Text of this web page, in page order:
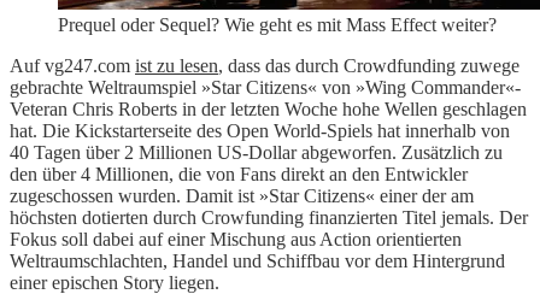
Prequel oder Sequel? Wie geht es mit Mass Effect weiter?
Auf vg247.com ist zu lesen, dass das durch Crowdfunding zuwege
gebrachte Weltraumspiel »Star Citizens« von »Wing Commander«-
Veteran Chris Roberts in der letzten Woche hohe Wellen geschlagen
hat. Die Kickstarterseite des Open World-Spiels hat innerhalb von
40 Tagen über 2 Millionen US-Dollar abgeworfen. Zusätzlich zu
den über 4 Millionen, die von Fans direkt an den Entwickler
zugeschossen wurden. Damit ist »Star Citizens« einer der am
höchsten dotierten durch Crowfunding finanzierten Titel jemals. Der
Fokus soll dabei auf einer Mischung aus Action orientierten
Weltraumschlachten, Handel und Schiffbau vor dem Hintergrund
einer epischen Story liegen.